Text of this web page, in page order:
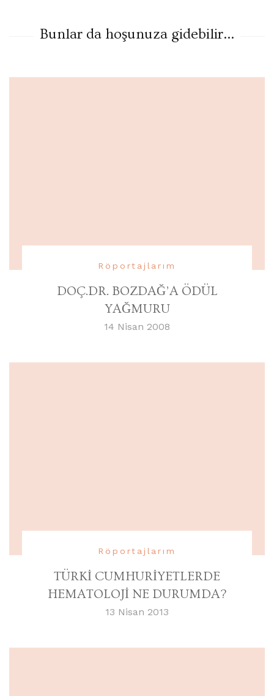
Bunlar da hoşunuza gidebilir...
Röportajlarım
DOÇ.DR. BOZDAĞ’A ÖDÜL
YAĞMURU
14 Nisan 2008
Röportajlarım
TÜRKİ CUMHURİYETLERDE
HEMATOLOJİ NE DURUMDA?
13 Nisan 2013